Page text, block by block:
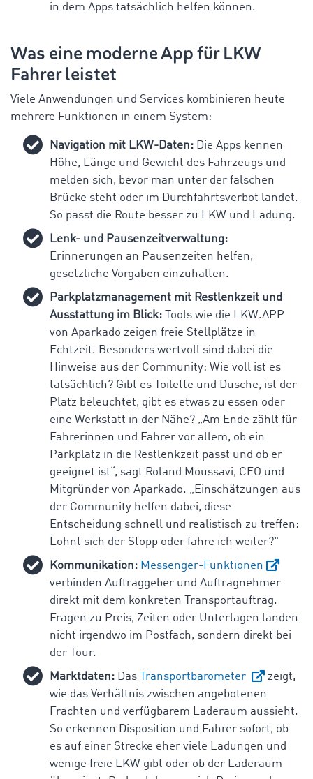
in dem Apps tatsächlich helfen können.
Was eine moderne App für LKW
Fahrer leistet
Viele Anwendungen und Services kombinieren heute
mehrere Funktionen in einem System:
Navigation mit LKW-Daten: Die Apps kennen
Höhe, Länge und Gewicht des Fahrzeugs und
melden sich, bevor man unter der falschen
Brücke steht oder im Durchfahrtsverbot landet.
So passt die Route besser zu LKW und Ladung.
Lenk- und Pausenzeitverwaltung:
Erinnerungen an Pausenzeiten helfen,
gesetzliche Vorgaben einzuhalten.
Parkplatzmanagement mit Restlenkzeit und
Ausstattung im Blick: Tools wie die LKW.APP
von Aparkado zeigen freie Stellplätze in
Echtzeit. Besonders wertvoll sind dabei die
Hinweise aus der Community: Wie voll ist es
tatsächlich? Gibt es Toilette und Dusche, ist der
Platz beleuchtet, gibt es etwas zu essen oder
eine Werkstatt in der Nähe? „Am Ende zählt für
Fahrerinnen und Fahrer vor allem, ob ein
Parkplatz in die Restlenkzeit passt und ob er
geeignet ist“, sagt Roland Moussavi, CEO und
Mitgründer von Aparkado. „Einschätzungen aus
der Community helfen dabei, diese
Entscheidung schnell und realistisch zu treffen:
Lohnt sich der Stopp oder fahre ich weiter?"
Kommunikation: Messenger-Funktionen
verbinden Auftraggeber und Auftragnehmer
direkt mit dem konkreten Transportauftrag.
Fragen zu Preis, Zeiten oder Unterlagen landen
nicht irgendwo im Postfach, sondern direkt bei
der Tour.
Marktdaten: Das Transportbarometer
zeigt,
wie das Verhältnis zwischen angebotenen
Frachten und verfügbarem Laderaum aussieht.
So erkennen Disposition und Fahrer sofort, ob
es auf einer Strecke eher viele Ladungen und
wenige freie LKW gibt oder ob der Laderaum